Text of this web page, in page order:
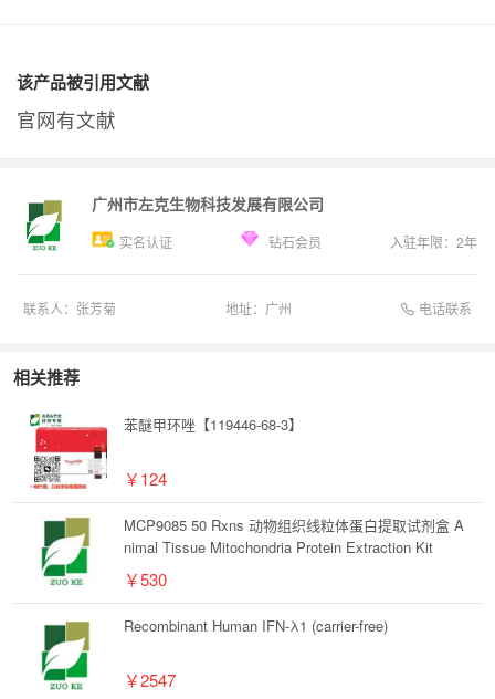
该产品被引用文献
官网有文献
广州市左克生物科技发展有限公司
实名认证 钻石会员 入驻年限： 2年
联系人： 张芳菊 地址： 广州 电话联系
相关推荐
苯醚甲环唑【119446-68-3】
￥124
MCP9085 50 Rxns 动物组织线粒体蛋白提取试剂盒 A
nimal Tissue Mitochondria Protein Extraction Kit
￥530
Recombinant Human IFN-λ1 (carrier-free)
￥2547